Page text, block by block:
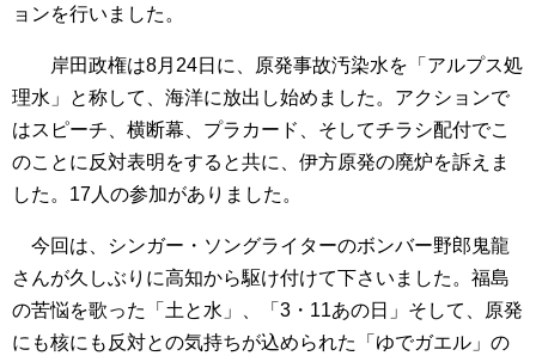
ョンを行いました。
岸田政権は8月24日に、原発事故汚染水を「アルプス処
理水」と称して、海洋に放出し始めました。アクションで
はスピーチ、横断幕、プラカード、そしてチラシ配付でこ
のことに反対表明をすると共に、伊方原発の廃炉を訴えま
した。17人の参加がありました。
今回は、シンガー・ソングライターのボンバー野郎鬼龍
さんが久しぶりに高知から駆け付けて下さいました。福島
の苦悩を歌った「土と水」、「3・11あの日」そして、原発
にも核にも反対との気持ちが込められた「ゆでガエル」の